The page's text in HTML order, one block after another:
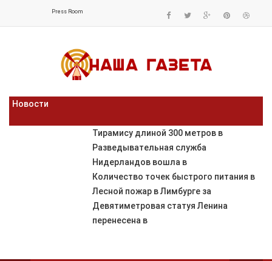
Press Room
Новости
Тирамису длиной 300 метров в
Разведывательная служба
Нидерландов вошла в
Количество точек быстрого питания в
Лесной пожар в Лимбурге за
Девятиметровая статуя Ленина
перенесена в